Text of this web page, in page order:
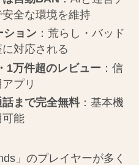
全な環境を維持
ション ：荒らし・バッド
対応される
1万件超のレビュー ：信
プリ
まで完全無料：基本機
能
」のプレイヤーが多く